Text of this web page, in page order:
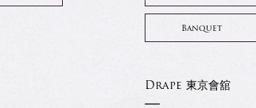
Banquet
Drape 東京會舘